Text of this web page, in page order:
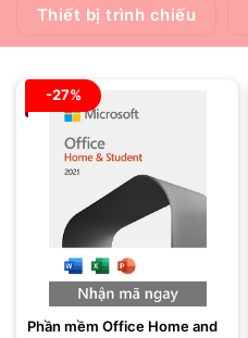
Thiết bị trình chiếu
-27%
Phần mềm Office Home and